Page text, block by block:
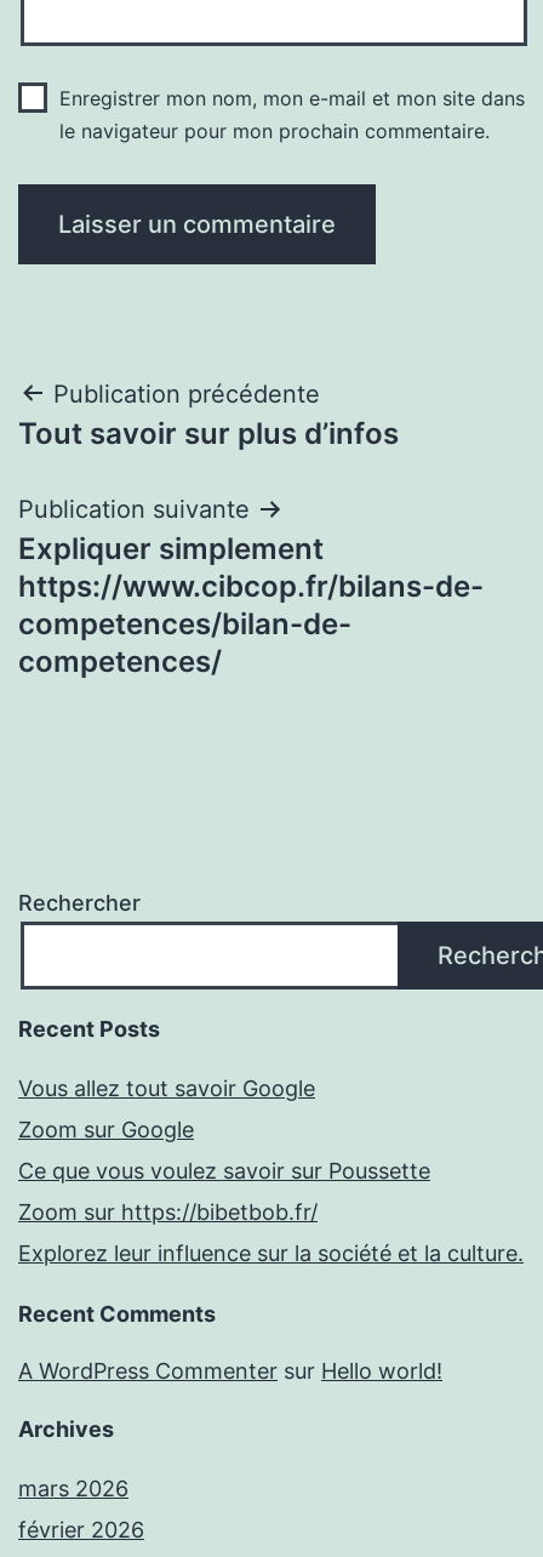
Enregistrer mon nom, mon e-mail et mon site dans
le navigateur pour mon prochain commentaire.
Navigation
de
l’article
Publication précédente
Tout savoir sur plus d’infos
Publication suivante
Expliquer simplement
https://www.cibcop.fr/bilans-de-
competences/bilan-de-
competences/
Rechercher
Recent Posts
Vous allez tout savoir Google
Zoom sur Google
Ce que vous voulez savoir sur Poussette
Zoom sur https://bibetbob.fr/
Explorez leur influence sur la société et la culture.
Recent Comments
A WordPress Commenter sur Hello world!
Archives
mars 2026
février 2026